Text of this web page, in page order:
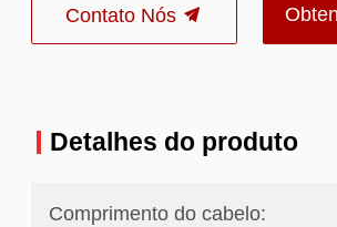
Contato Nós
Detalhes do produto
Comprimento do cabelo: